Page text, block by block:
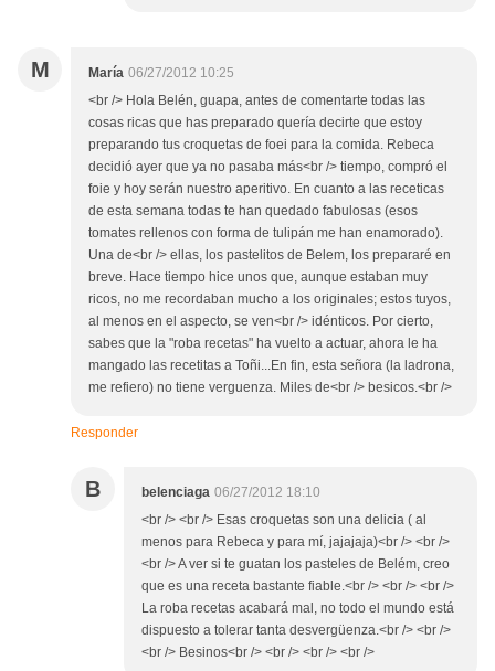
M María 06/27/2012 10:25
<br /> Hola Belén, guapa, antes de comentarte todas las
cosas ricas que has preparado quería decirte que estoy
preparando tus croquetas de foei para la comida. Rebeca
decidió ayer que ya no pasaba más<br /> tiempo, compró el
foie y hoy serán nuestro aperitivo. En cuanto a las receticas
de esta semana todas te han quedado fabulosas (esos
tomates rellenos con forma de tulipán me han enamorado).
Una de<br /> ellas, los pastelitos de Belem, los prepararé en
breve. Hace tiempo hice unos que, aunque estaban muy
ricos, no me recordaban mucho a los originales; estos tuyos,
al menos en el aspecto, se ven<br /> idénticos. Por cierto,
sabes que la "roba recetas" ha vuelto a actuar, ahora le ha
mangado las recetitas a Toñi...En fin, esta señora (la ladrona,
me refiero) no tiene verguenza. Miles de<br /> besicos.<br />
Responder
B belenciaga 06/27/2012 18:10
<br /> <br /> Esas croquetas son una delicia ( al
menos para Rebeca y para mí, jajajaja)<br /> <br />
<br /> A ver si te guatan los pasteles de Belém, creo
que es una receta bastante fiable.<br /> <br /> <br />
La roba recetas acabará mal, no todo el mundo está
dispuesto a tolerar tanta desvergüenza.<br /> <br />
<br /> Besinos<br /> <br /> <br /> <br />